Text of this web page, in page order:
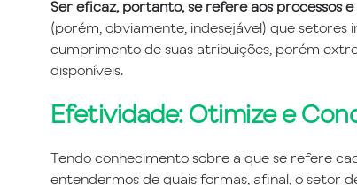
Ser eficaz, portanto, se refere aos processos e
(porém, obviamente, indesejável) que
cumprimento de suas atribuições, porém
disponíveis.
Efetividade: Otimize e
Tendo conhecimento sobre a que se refere
entendermos de quais formas, afinal, o setor